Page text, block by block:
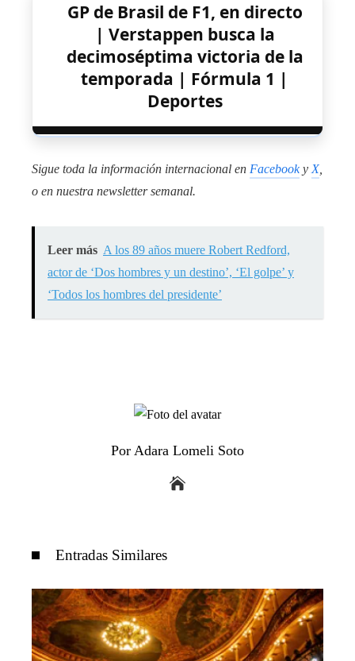
GP de Brasil de F1, en directo
| Verstappen busca la
decimoséptima victoria de la
temporada | Fórmula 1 |
Deportes
Sigue toda la información internacional en Facebooky X,
o en nuestra newsletter semanal.
Leer más A los 89 años muere Robert Redford,
actor de ‘Dos hombres y un destino’, ‘El golpe’ y
‘Todos los hombres del presidente’
Por Adara Lomeli Soto
Entradas Similares